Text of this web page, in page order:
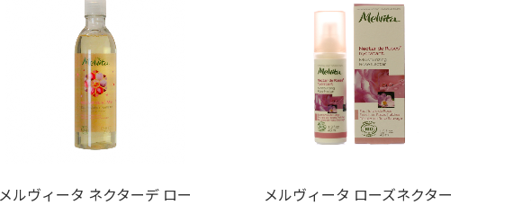
メルヴィータ ネクターデ ロー
メルヴィータ ローズネクター